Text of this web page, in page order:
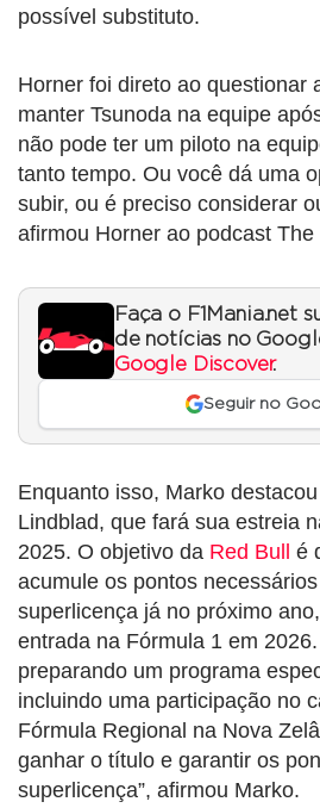
possível substituto.
Horner foi direto ao questionar
manter Tsunoda na equipe
não pode ter um piloto na
tanto tempo. Ou você dá uma
subir, ou é preciso considerar
afirmou Horner ao podcast The
Faça o F1Mania.net
de notícias no
Google Discover.
Seguir no
Enquanto isso, Marko
Lindblad, que fará sua estreia
2025. O objetivo da Red Bull
é
acumule os pontos
superlicença já no próximo
entrada na Fórmula 1 em
preparando um programa
incluindo uma participação no
Fórmula Regional na Nova
ganhar o título e garantir os
superlicença”, afirmou Marko.